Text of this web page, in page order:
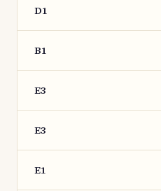
D1
B1
E3
E3
E1